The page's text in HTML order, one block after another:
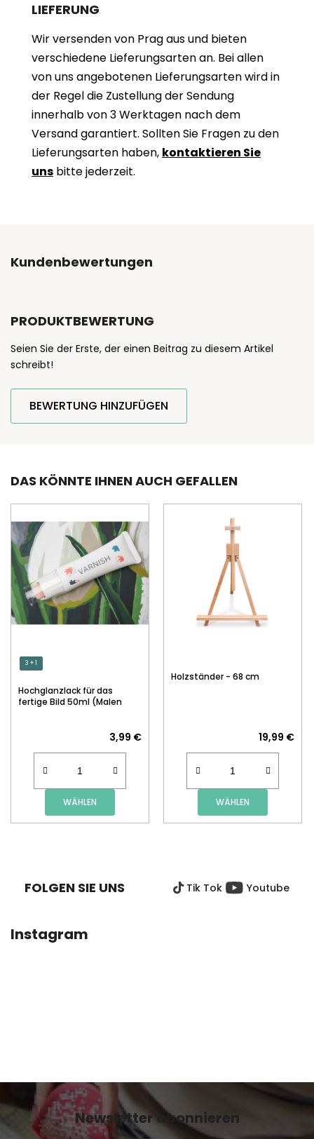
LIEFERUNG
Wir versenden von Prag aus und bieten
verschiedene Lieferungsarten an. Bei allen
von uns angebotenen Lieferungsarten wird in
der Regel die Zustellung der Sendung
innerhalb von 3 Werktagen nach dem
Versand garantiert. Sollten Sie Fragen zu den
Lieferungsarten haben, kontaktieren Sie
uns bitte jederzeit.
Kundenbewertungen
PRODUKTBEWERTUNG
Seien Sie der Erste, der einen Beitrag zu diesem Artikel
schreibt!
BEWERTUNG HINZUFÜGEN
DAS KÖNNTE IHNEN AUCH GEFALLEN
3 + 1
Hochglanzlack für das
fertige Bild 50ml (Malen
3,99 €
WÄHLEN
Holzständer - 68 cm
19,99 €
WÄHLEN
FOLGEN SIE UNS Tik Tok Youtube
Instagram
Newsletter abonnieren